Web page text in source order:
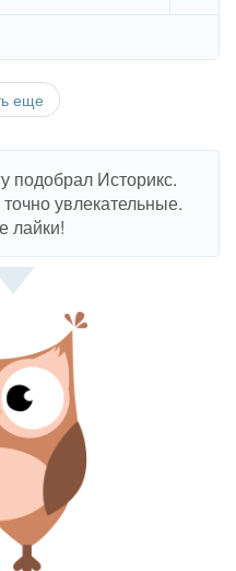
еще
подобрал Историкс.
увлекательные.
лайки!